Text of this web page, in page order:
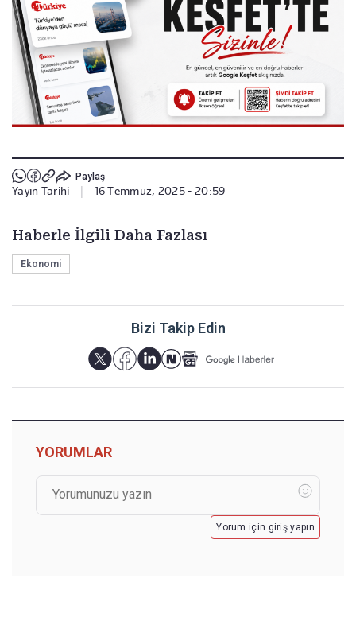
Paylaş
Yayın Tarihi | 16 Temmuz, 2025 - 20:59
Haberle İlgili Daha Fazlası
Ekonomi
Bizi Takip Edin
YORUMLAR
Yorum için giriş yapın